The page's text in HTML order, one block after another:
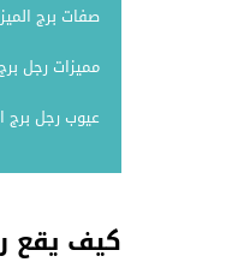
صفات برج
مميزات رجل
عيوب رجل برج
كيف يقع